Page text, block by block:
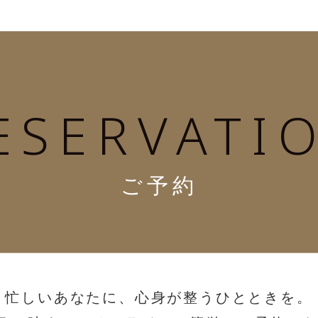
ご予約
忙しいあなたに、心身が整うひとときを。